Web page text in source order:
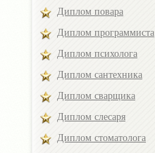
Диплом повара
Диплом программиста
Диплом психолога
Диплом сантехника
Диплом сварщика
Диплом слесаря
Диплом стоматолога